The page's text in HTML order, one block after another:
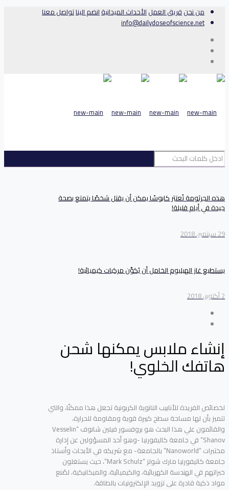
من نحنفريق العملالأحداث الميدانيةانضم اليناتواصل معنا
info@dailydoseofscience.net
هذه الجرثومة تُعتبَر كابوسًا يمكن أن يقتل شخصًا يتمتع بصحة
جيدة في أيام قليلة!
29 سبتمبر، 2018
يستطيع غاز الهيليوم الخامل أن يُكوِّن مركبات كيميائية!
2 أكتوبر، 2018
إنشاء ملابس يمكنها شحن
هاتفك الخلوي!
لخصائص الفريدة للأنابيب النانوية الكربونية تجعل هذا ممكنًا، والتي
تتميز بأن لها مساحة سطح كبيرة قوية ومقاومة للحرارة،
والقائمون علي هذا البحث هو بروفسور فيلين شانوف “Vesselin
Shanov” في جامعة كاليفورنيا -وهو أحد المسؤولين عن إدارة
مختبرات “Nanoworld” بالجامعة- مع شريكه في الأبحاث وأستاذ
جامعة كاليفورنيا مارك شولز “Mark Schulz”، حيث يستغلون
خبراتهم في الهندسة الكهربائية، والكيميائية، والميكانيكية، لصُنع
مواد ذكية قادرة على تزويد الإلكترونيات بالطاقة.